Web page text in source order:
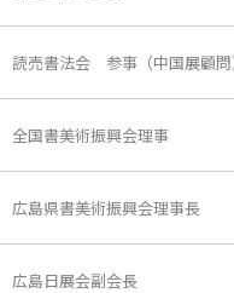
読売書法会 参事（中国展顧問
全国書美術振興会理事
広島県書美術振興会理事長
広島日展会副会長